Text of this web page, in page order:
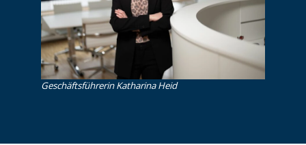
Ge­schäfts­füh­re­rin Katharina Heid